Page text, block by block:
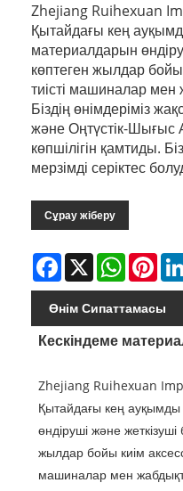
Zhejiang Ruihexuan
Қытайдағы кең
материалдарын
көптеген жылдар
тиісті машиналар
Біздің өнімдеріміз
және Оңтүстік-
көпшілігін қамтиды.
мерзімді серіктес
Сұрау жіберу
Facebook
X WhatsApp
Өнім Сипаттамасы
Кескіндеме
Zhejiang Ruihexuan
Қытайдағы кең
өндіруші және
жылдар бойы киім
машиналар мен